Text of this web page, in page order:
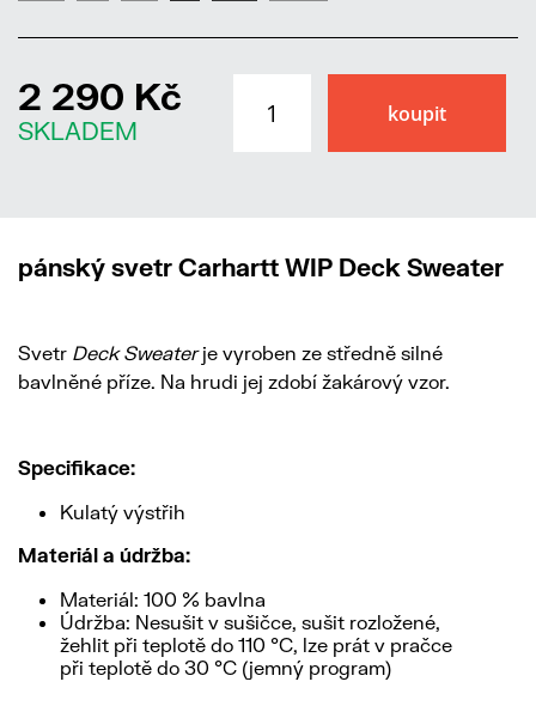
2 290 Kč
SKLADEM
pánský svetr Carhartt WIP Deck Sweater
Svetr Deck Sweaterje vyroben ze středně silné
bavlněné příze. Na hrudi jej zdobí žakárový vzor.
Specifikace:
Kulatý výstřih
Materiál a údržba:
Materiál: 100 % bavlna
Údržba: Nesušit v sušičce, sušit rozložené,
žehlit při teplotě do 110 °C, lze prát v pračce
při teplotě do 30 °C (jemný program)